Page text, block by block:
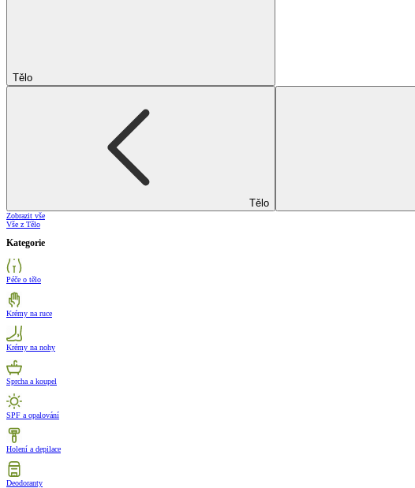
Tělo
Tělo
Zobrazit vše
Vše z Tělo
Kategorie
Péče o tělo
Krémy na ruce
Krémy na nohy
Sprcha a koupel
SPF a opalování
Holení a depilace
Deodoranty